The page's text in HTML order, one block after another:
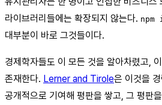
라이브러리들에는 확장되지 않는다.
대부분이 바로 그것들이다.
경제학자들도 이 모든 것을 알아차렸고,
존재한다. Lerner and Tirole은 이것을
공개적으로 기여해 평판을 쌓고, 그 평판